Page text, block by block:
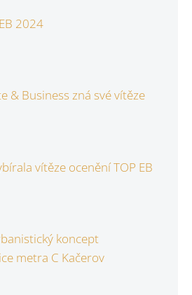
2024
& Business zná své vítěze
vítěze ocenění TOP EB
koncept
metra C Kačerov